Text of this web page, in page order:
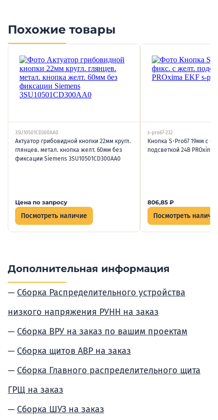
Похожие товары
3SU10501CD300AA0
Актуатор грибовидной кнопки 22мм кругл.
глянцев. метал. кнопка желт. 60мм без
фиксации Siemens 3SU10501CD300AA0
Цена по запросу
Посмотреть наличие
s-pro67-232
Кнопка S-Pro67 19мм с
подсветкой 24В PROxima
806,85 ₽
Посмотреть
Дополнительная информация
Сборка Распределительного устройства
низкого напряжения РУНН на заказ
Сборка ВРУ на заказ по вашим проектам
Сборка щитов АВР на заказ
Сборка Главного распределительного щита
ГРЩ на заказ
Сборка ШУЗ на заказ